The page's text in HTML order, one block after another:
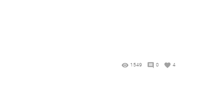
1549 0 4